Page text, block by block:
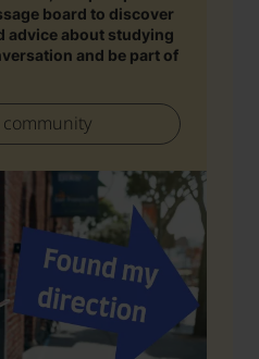
board to discover
advice about studying
and be part of
community